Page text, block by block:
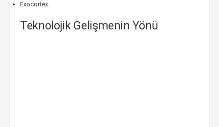
Exocortex.
Teknolojik Gelişmenin Yönü